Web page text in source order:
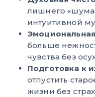
лишнего
интуитивной
больше
чувства без
Подготовка к
отпустить
жизни без